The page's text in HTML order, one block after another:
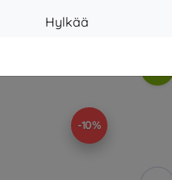
Hylkää
-10%